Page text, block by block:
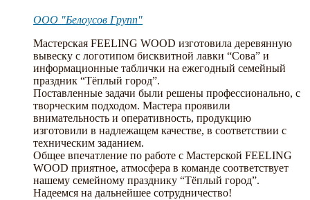
ООО "Белоусов Групп"
Мастерская FEELING WOOD изготовила деревянную
вывеску с логотипом бисквитной лавки “Сова” и
информационные таблички на ежегодный семейный
праздник “Тёплый город”.
Поставленные задачи были решены профессионально, с
творческим подходом. Мастера проявили
внимательность и оперативность, продукцию
изготовили в надлежащем качестве, в соответствии с
техническим заданием.
Общее впечатление по работе с Мастерской FEELING
WOOD приятное, атмосфера в команде соответствует
нашему семейному празднику “Тёплый город”.
Надеемся на дальнейшее сотрудничество!